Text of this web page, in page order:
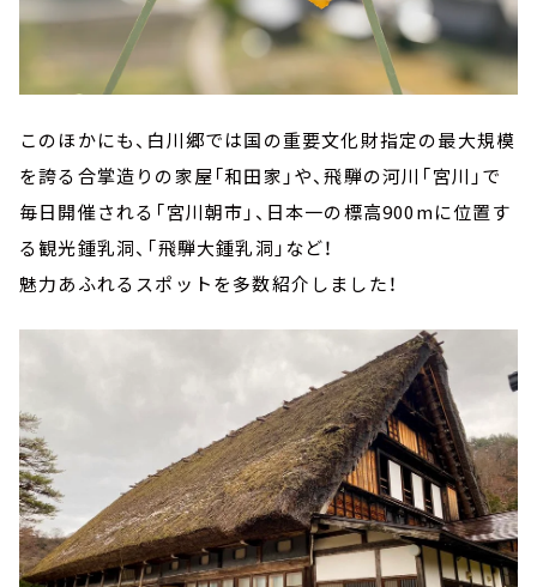
このほかにも、白川郷では国の重要文化財指定の最大規模
を誇る合掌造りの家屋「和田家」や、飛騨の河川「宮川」で
毎日開催される「宮川朝市」、日本一の標高900mに位置す
る観光鍾乳洞、「飛騨大鍾乳洞」など！
魅力あふれるスポットを多数紹介しました！